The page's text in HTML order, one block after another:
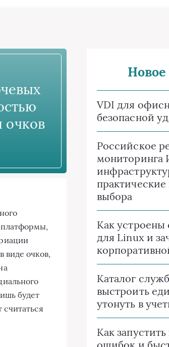
очков
платформы,
виде очков,
будет
Новое
VDI для
безопасной
Российское
мониторинга
выбора
Как устроены
для Linux и
Каталог
выстроить
утонуть в
Как